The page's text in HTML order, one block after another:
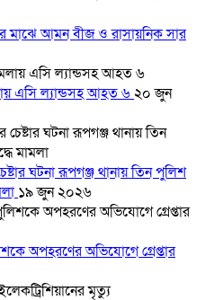
মাঝে আমন বীজ ও রাসায়নিক সার
এসি ল্যান্ডসহ আহত ৬২০ জুন
ঘটনা রূপগঞ্জ থানায় তিন পুলিশ
১৯ জুন ২০২৬
অপহরণের অভিযোগে গ্রেপ্তার